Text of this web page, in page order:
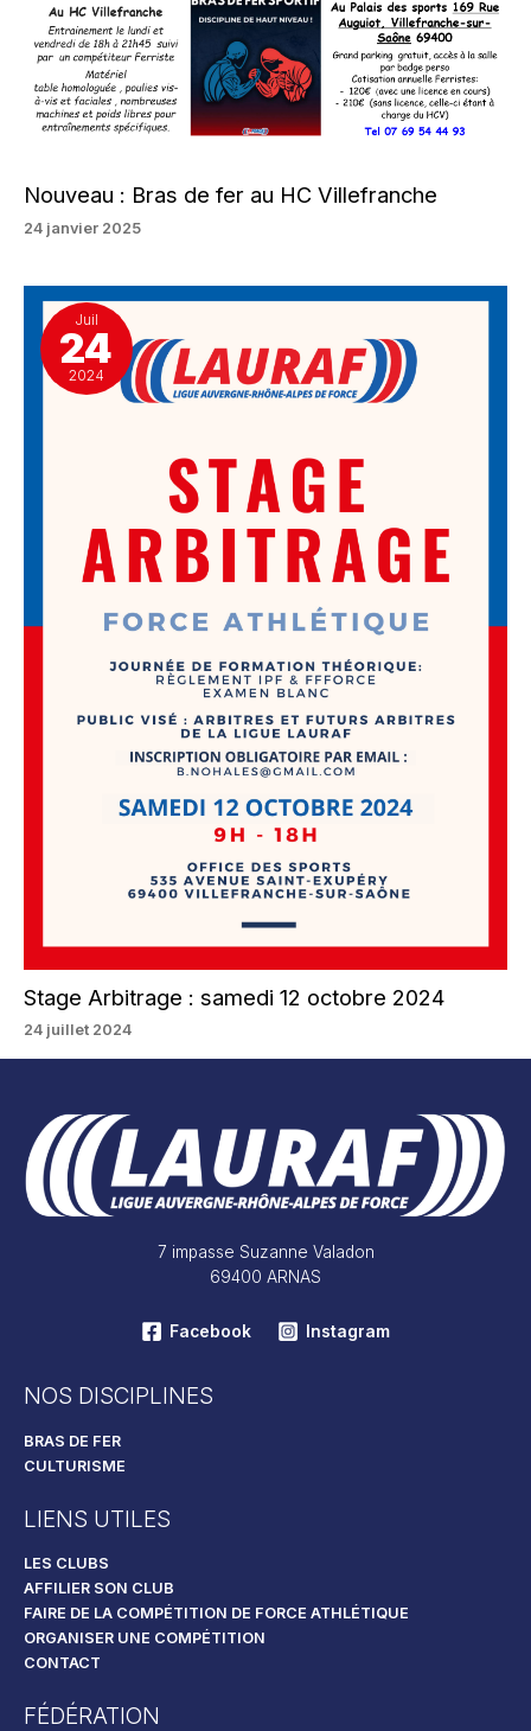
Nouveau : Bras de fer au HC Villefranche
24 janvier 2025
Juil
24
2024
Stage Arbitrage : samedi 12 octobre 2024
24 juillet 2024
7 impasse Suzanne Valadon
69400 ARNAS
Facebook Instagram
NOS DISCIPLINES
BRAS DE FER
CULTURISME
LIENS UTILES
LES CLUBS
AFFILIER SON CLUB
FAIRE DE LA COMPÉTITION DE FORCE ATHLÉTIQUE
ORGANISER UNE COMPÉTITION
CONTACT
FÉDÉRATION